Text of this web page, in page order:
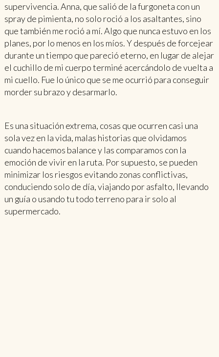
supervivencia. Anna, que salió de la furgoneta con un
spray de pimienta, no solo roció a los asaltantes, sino
que también me roció a mí. Algo que nunca estuvo en los
planes, por lo menos en los míos. Y después de forcejear
durante un tiempo que pareció eterno, en lugar de alejar
el cuchillo de mi cuerpo terminé acercándolo de vuelta a
mi cuello. Fue lo único que se me ocurrió para conseguir
morder su brazo y desarmarlo.
Es una situación extrema, cosas que ocurren casi una
sola vez en la vida, malas historias que olvidamos
cuando hacemos balance y las comparamos con la
emoción de vivir en la ruta. Por supuesto, se pueden
minimizar los riesgos evitando zonas conflictivas,
conduciendo solo de día, viajando por asfalto, llevando
un guía o usando tu todo terreno para ir solo al
supermercado.